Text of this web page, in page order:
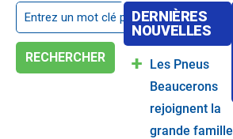
RECHERCHER
DERNIÈRES
NOUVELLES
Les Pneus
Beaucerons
rejoignent la
grande famille